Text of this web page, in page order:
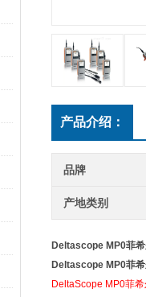
产品介绍：
品牌
产地类别
Deltascope MP0菲
Deltascope MP0菲
DeltaScope MP0菲